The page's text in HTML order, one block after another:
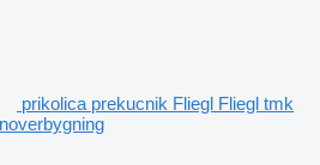
prikolica prekucnik Fliegl Fliegl tmk